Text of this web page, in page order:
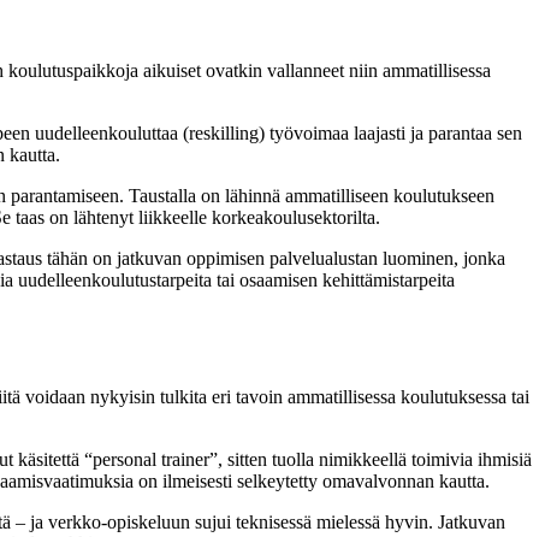
aikuiset ovatkin vallanneet niin ammatillisessa
uudelleenkouluttaa (reskilling) työvoimaa laajasti ja parantaa sen
kautta.
Taustalla on lähinnä ammatilliseen koulutukseen
taas on lähtenyt liikkeelle korkeakoulusektorilta.
tähän on jatkuvan oppimisen palvelualustan luominen, jonka
tai osaamisen kehittämistarpeita
voidaan nykyisin tulkita eri tavoin ammatillisessa koulutuksessa tai
“personal trainer”, sitten tuolla nimikkeellä toimivia ihmisiä
on ilmeisesti selkeytetty omavalvonnan kautta.
ja verkko-opiskeluun sujui teknisessä mielessä hyvin. Jatkuvan